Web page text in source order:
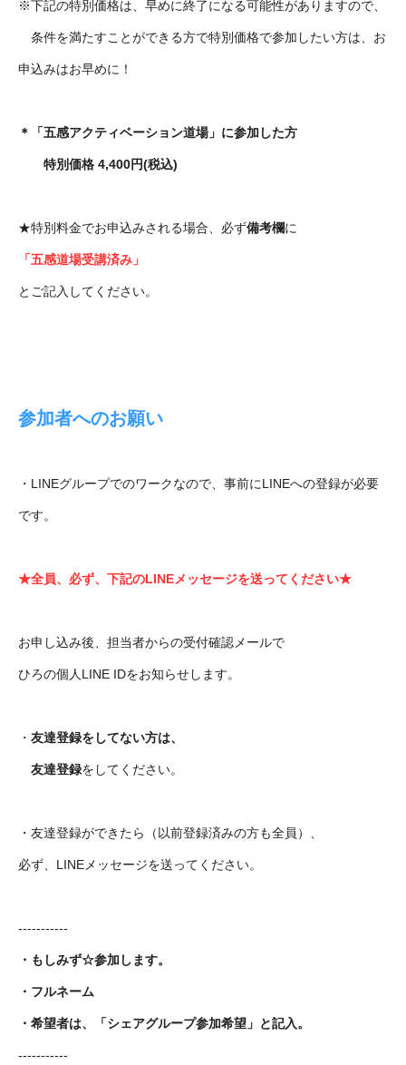
※下記の特別価格は、早めに終了になる可能性がありますので、
条件を満たすことができる方で特別価格で参加したい方は、お
申込みはお早めに！
＊「五感アクティベーション道場」に参加した方
特別価格 4,400円(税込)
★特別料金でお申込みされる場合、必ず備考欄に
「五感道場受講済み」
とご記入してください。
参加者へのお願い
・LINEグループでのワークなので、事前にLINEへの登録が必要
です。
★全員、必ず、下記のLINEメッセージを送ってください★
お申し込み後、担当者からの受付確認メールで
ひろの個人LINE IDをお知らせします。
・ 友達登録をしてない方は、
友達登録をしてください。
・友達登録ができたら（以前登録済みの方も全員）、
必ず、LINEメッセージを送ってください。
-----------
・もしみず☆参加します。
・フルネーム
・希望者は、「シェアグループ参加希望」と記入。
-----------